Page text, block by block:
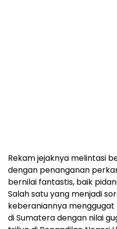
Rekam jejaknya melintasi
dengan penanganan
bernilai fantastis, baik
Salah satu yang menjadi
keberaniannya
di Sumatera dengan nilai